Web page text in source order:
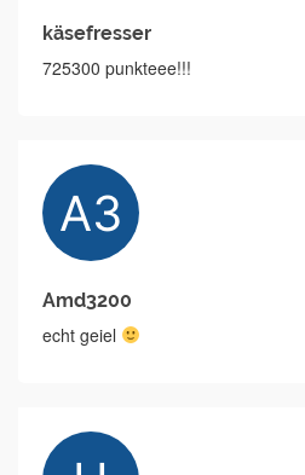
käsefresser
725300 punkteee!!!
Amd3200
echt geiel